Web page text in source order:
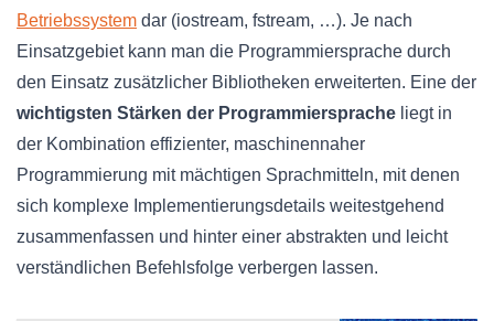
Betriebssystem dar (iostream, fstream, …). Je nach
Einsatzgebiet kann man die Programmiersprache durch
den Einsatz zusätzlicher Bibliotheken erweiterten. Eine der
wichtigsten Stärken der Programmiersprache liegt in
der Kombination effizienter, maschinennaher
Programmierung mit mächtigen Sprachmitteln, mit denen
sich komplexe Implementierungsdetails weitestgehend
zusammenfassen und hinter einer abstrakten und leicht
verständlichen Befehlsfolge verbergen lassen.